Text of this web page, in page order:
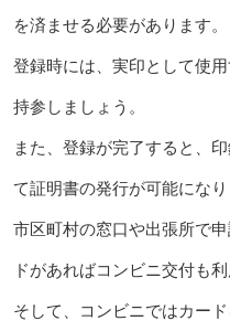
を済ませる必要があります。
登録時には、実印として使
持参しましょう。
また、登録が完了すると、
て証明書の発行が可能になり
市区町村の窓口や出張所で
ドがあればコンビニ交付も利
そして、コンビニではカー